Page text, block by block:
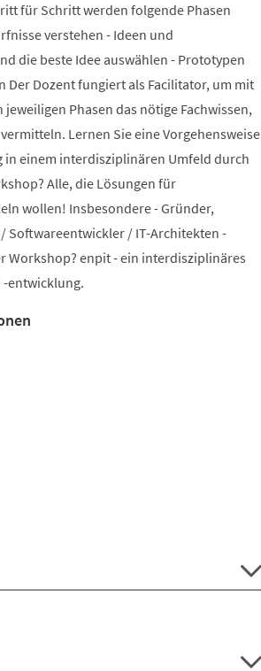
für Schritt werden folgende Phasen
verstehen - Ideen und
die beste Idee auswählen - Prototypen
Dozent fungiert als Facilitator, um mit
Phasen das nötige Fachwissen,
Lernen Sie eine Vorgehensweise
einem interdisziplinären Umfeld durch
Alle, die Lösungen für
wollen! Insbesondere - Gründer,
Softwareentwickler / IT-Architekten -
Workshop? enpit - ein interdisziplinäres
-entwicklung.